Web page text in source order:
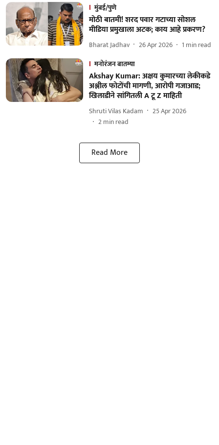
मुंबई/पुणे
मोठी बातमी! शरद पवार गटाच्या सोशल
मीडिया प्रमुखाला अटक; काय आहे प्रकरण?
Bharat Jadhav 26 Apr 2026 1 min read
मनोरंजन बातम्या
Akshay Kumar: अक्षय कुमारच्या लेकीकडे
अश्लील फोटोंची मागणी, आरोपी गजाआड;
खिलाडीने सांगितली A टू Z माहिती
Shruti Vilas Kadam
25 Apr 2026
2min read
Read More